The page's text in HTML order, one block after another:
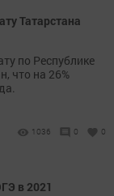
Татарстана
по Республике
что на 26%
1036 0 0
в 2021